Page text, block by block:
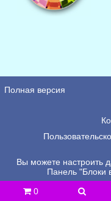
Полная версия
Вы можете настроить
Панель "Блоки
0